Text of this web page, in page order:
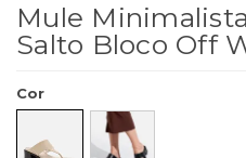
Mule
Salto Bloco Off
Cor